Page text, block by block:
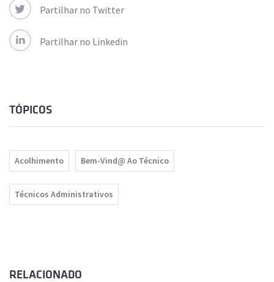
Partilhar no Twitter
Partilhar no Linkedin
TÓPICOS
Acolhimento Bem-Vind@ Ao Técnico
Técnicos Administrativos
RELACIONADO